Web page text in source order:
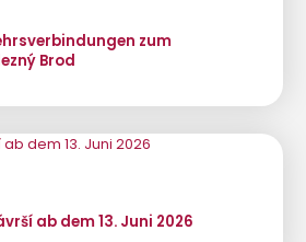
zum
Brod
ab dem 13. Juni 2026